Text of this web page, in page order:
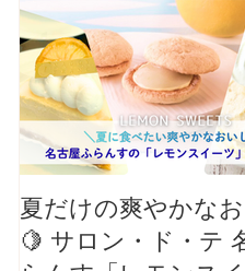
夏だけの爽やかな
🍋 サロン・ド・テ